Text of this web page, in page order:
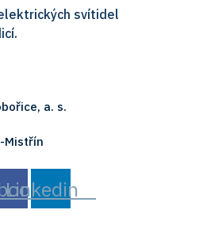
svítidel
a. s.
Mistřín
Linkedin